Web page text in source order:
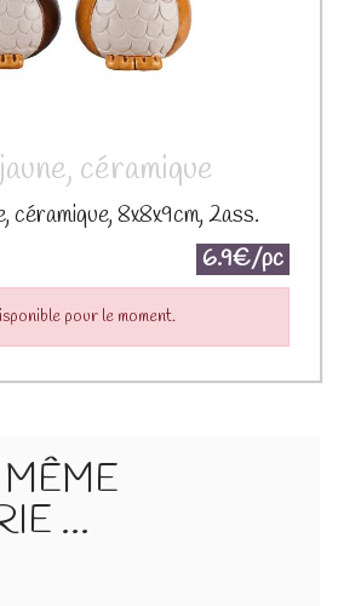
céramique
céramique, 8x8x9cm, 2ass.
6.9€/pc
pour le moment.
...